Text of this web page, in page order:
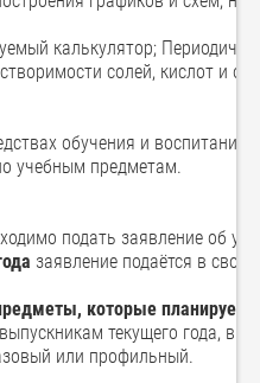
калькулятор;
солей, кислот и
обучения и воспитания
учебным предметам.
подать заявление об
заявление подаётся в
которые
текущего года, в
или профильный.